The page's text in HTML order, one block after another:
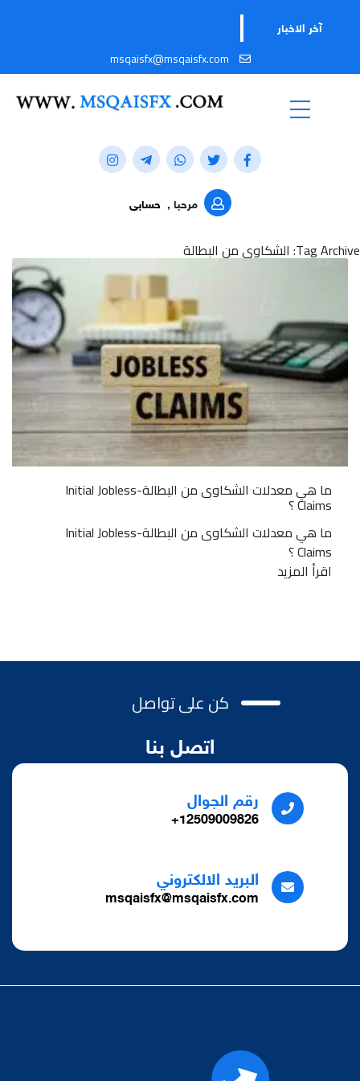
آخر الاخبار
msqaisfx@msqaisfx.com
مرحبا , حسابى
Tag Archive: الشكاوى من البطالة
ما هي معدلات الشكاوى من البطالة-Initial Jobless
Claims ؟
ما هي معدلات الشكاوى من البطالة-Initial Jobless
Claims ؟
اقرأ المزيد
كن على تواصل
اتصل بنا
رقم الجوال
12509009826+
البريد الالكتروني
msqaisfx@msqaisfx.com